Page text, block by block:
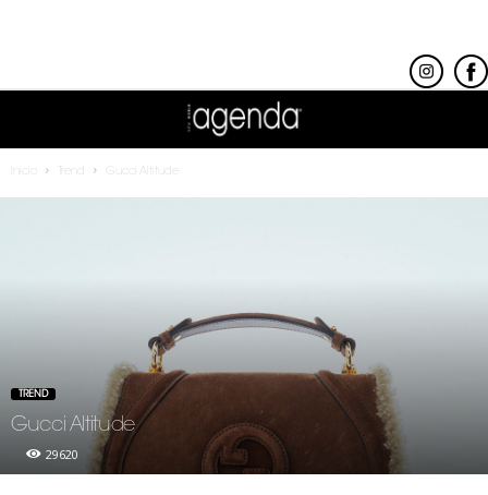
Trend Gucci Altitude
TREND
Gucci Altitude
29620